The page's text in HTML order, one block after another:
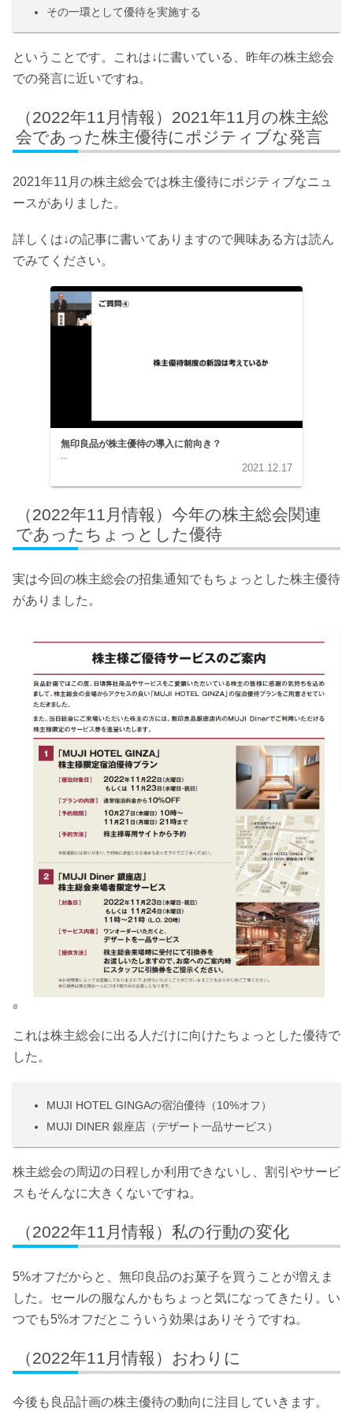
その一環として優待を実施する
ということです。これは↓に書いている、昨年の株主総会
での発言に近いですね。
（2022年11月情報）2021年11月の株主総
会であった株主優待にポジティブな発言
2021年11月の株主総会では株主優待にポジティブなニュ
ースがありました。
詳しくは↓の記事に書いてありますので興味ある方は読ん
でみてください。
無印良品が株主優待の導入に前向き？
2021.12.17
（2022年11月情報）今年の株主総会関連
であったちょっとした優待
実は今回の株主総会の招集通知でもちょっとした株主優待
がありました。
これは株主総会に出る人だけに向けたちょっとした優待で
した。
MUJI HOTEL GINGAの宿泊優待（10%オフ）
MUJI DINER 銀座店（デザート一品サービス）
株主総会の周辺の日程しか利用できないし、割引やサービ
スもそんなに大きくないですね。
（2022年11月情報）私の行動の変化
5%オフだからと、無印良品のお菓子を買うことが増えま
した。セールの服なんかもちょっと気になってきたり。い
つでも5%オフだとこういう効果はありそうですね。
（2022年11月情報）おわりに
今後も良品計画の株主優待の動向に注目していきます。